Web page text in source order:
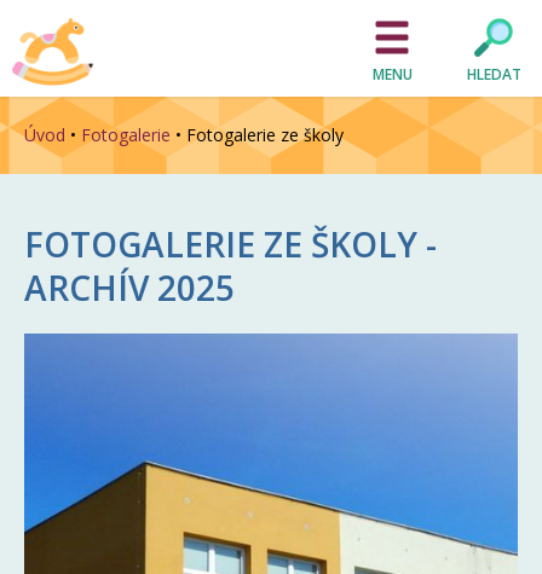
MENU HLEDAT
Úvod • Fotogalerie • Fotogalerie ze školy
FOTOGALERIE ZE ŠKOLY -
ARCHÍV2025